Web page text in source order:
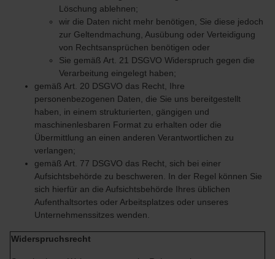
Löschung ablehnen;
wir die Daten nicht mehr benötigen, Sie diese jedoch
zur Geltendmachung, Ausübung oder Verteidigung
von Rechtsansprüchen benötigen oder
Sie gemäß Art. 21 DSGVO Widerspruch gegen die
Verarbeitung eingelegt haben;
gemäß Art. 20 DSGVO das Recht, Ihre
personenbezogenen Daten, die Sie uns bereitgestellt
haben, in einem strukturierten, gängigen und
maschinenlesbaren Format zu erhalten oder die
Übermittlung an einen anderen Verantwortlichen zu
verlangen;
gemäß Art. 77 DSGVO das Recht, sich bei einer
Aufsichtsbehörde zu beschweren. In der Regel können Sie
sich hierfür an die Aufsichtsbehörde Ihres üblichen
Aufenthaltsortes oder Arbeitsplatzes oder unseres
Unternehmenssitzes wenden.
Widerspruchsrecht